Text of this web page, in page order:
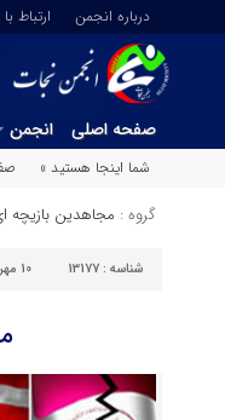
درباره انجمن ارتباط با
صفحه اصلی انجمن
شما اینجا هستید »
گروه : مجاهدین بازیچه
شناسه : 13177 10 مهر 1391